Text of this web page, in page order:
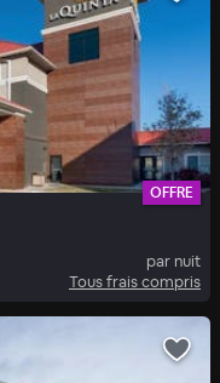
OFFRE
par nuit
Tous frais compris